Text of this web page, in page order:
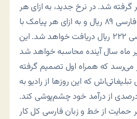
گرفته شد. در نرخ جدید، به ازای هر
پیامک با حروف فارسی ۸۹ ریال و به ازای هر پیامک با
حروف انگلیسی ۲۲۲ ریال دریافت خواهد شد. این
می‌رسد که همراه اول تصمیم گرفته
که این روزها از رادیو به
از درآمد خود چشم‌پوشی کند.
حمایت از خط و زبان فارسی کل کار